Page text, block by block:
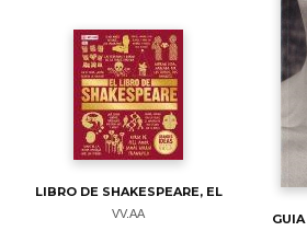
LIBRO DE SHAKESPEARE, EL
VV.AA